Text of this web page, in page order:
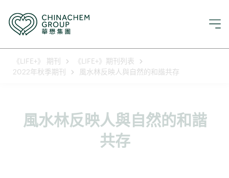
《LIFE+》 期刊
《LIFE+》期刊列表
2022年秋季期刊
風水林反映人與自然的和諧共存
風水林反映人與自然的和諧
共存